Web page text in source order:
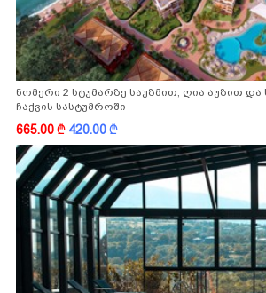
ნომერი 2 სტუმარზე საუზმით, ღია აუზით და
ჩაქვის სასტუმროში
665.00k 420.00k